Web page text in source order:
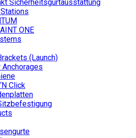
Sicherheitsgurtausstattung
ONE
(Launch)
Click